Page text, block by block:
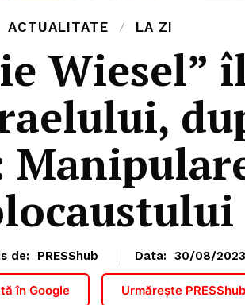
ACTUALITATE LA ZI
Wiesel”
de: PRESShub Data: 30/08/2023
în Google Urmărește